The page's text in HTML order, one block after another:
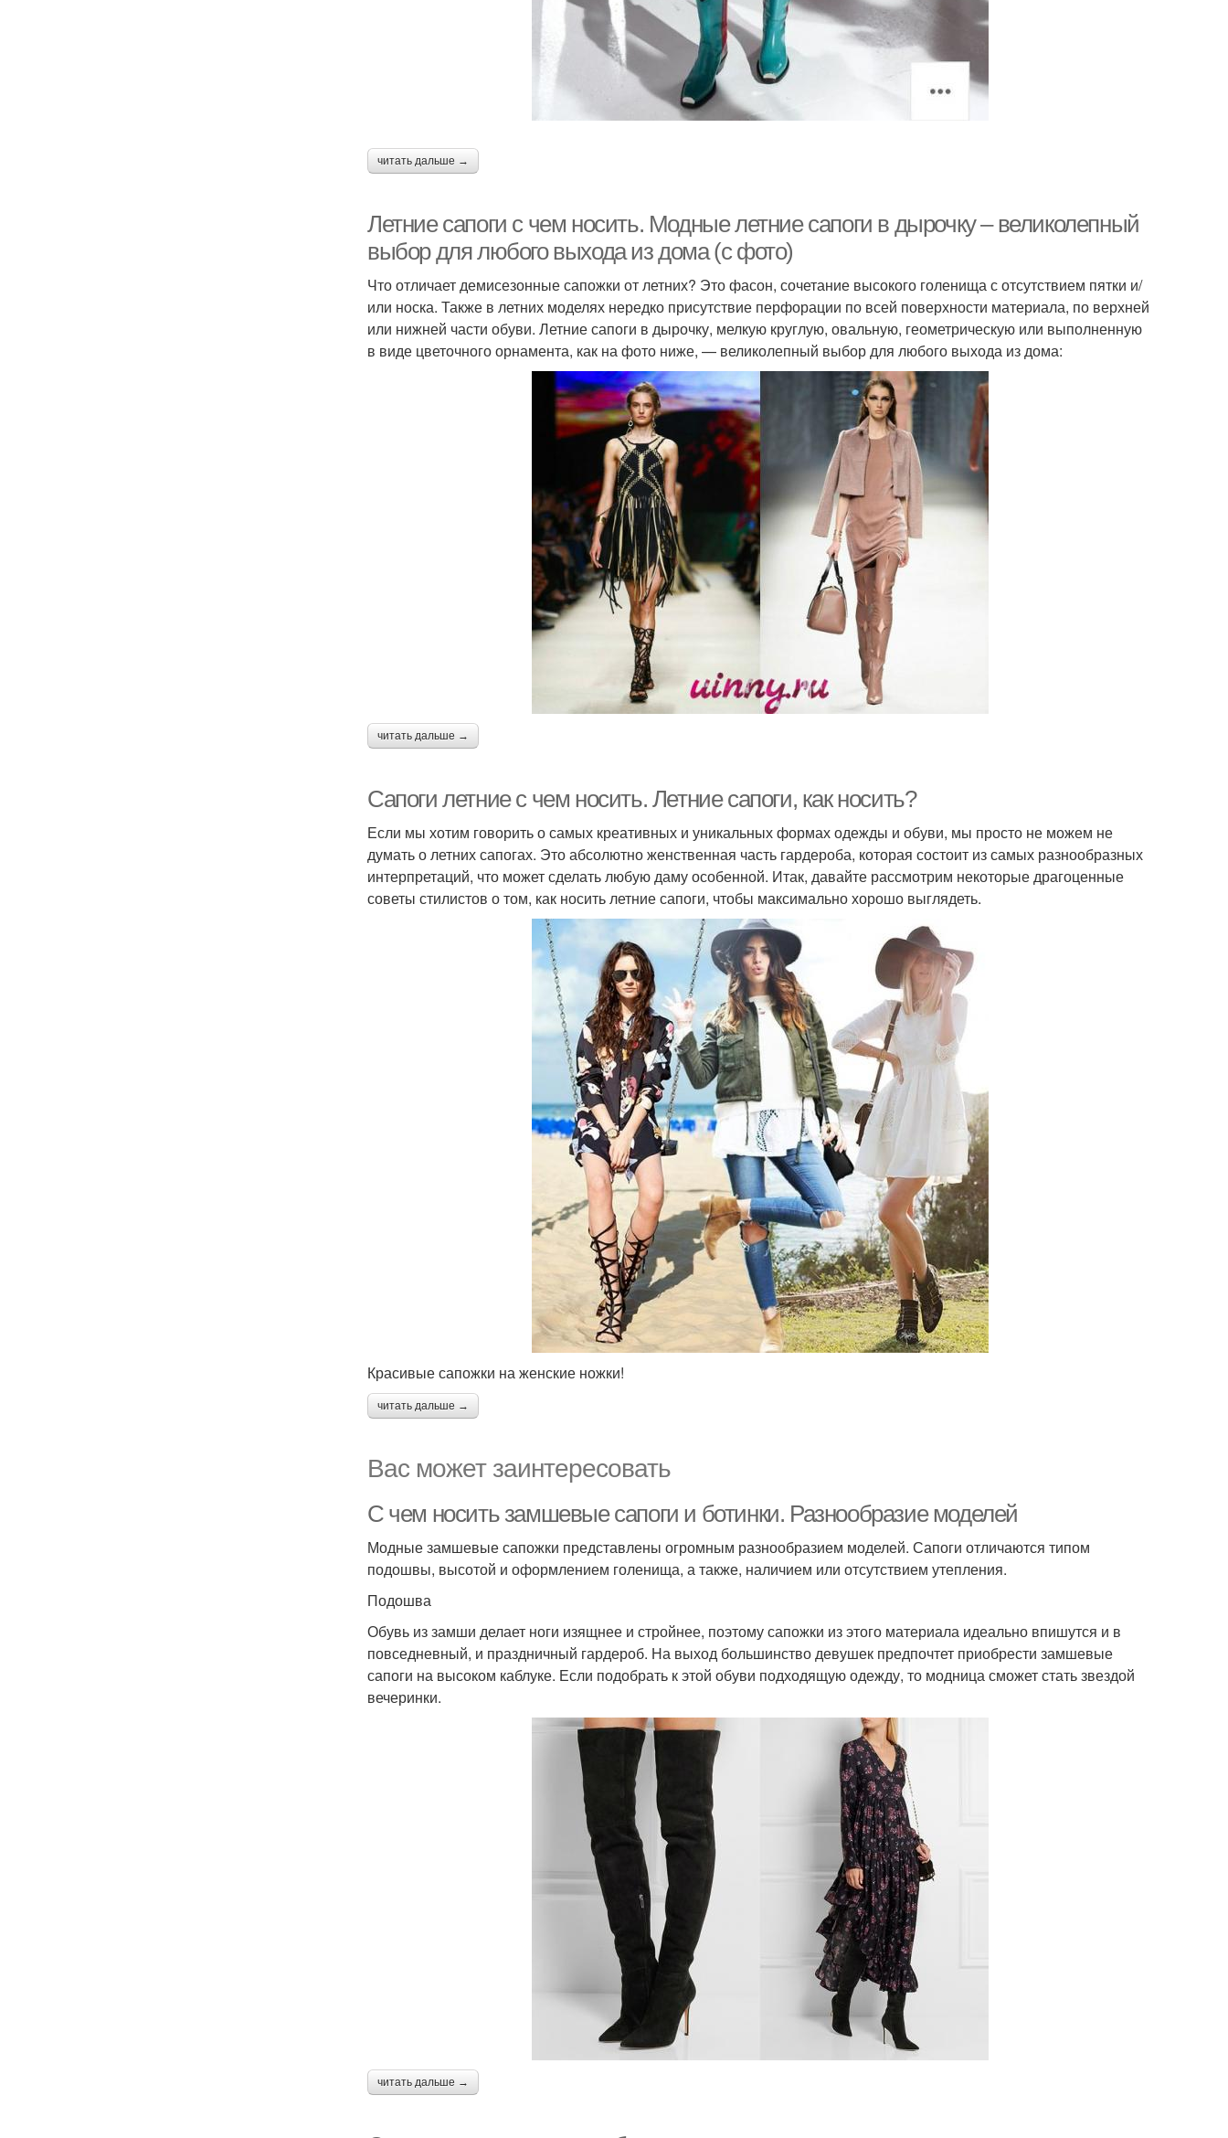
читать дальше →
Летние сапоги с чем носить. Модные летние сапоги в дырочку – великолепный
выбор для любого выхода из дома (с фото)
Что отличает демисезонные сапожки от летних? Это фасон, сочетание высокого голенища с отсутствием пятки и/
или носка. Также в летних моделях нередко присутствие перфорации по всей поверхности материала, по верхней
или нижней части обуви. Летние сапоги в дырочку, мелкую круглую, овальную, геометрическую или выполненную
в виде цветочного орнамента, как на фото ниже, — великолепный выбор для любого выхода из дома:
читать дальше →
Сапоги летние с чем носить. Летние сапоги, как носить?
Если мы хотим говорить о самых креативных и уникальных формах одежды и обуви, мы просто не можем не
думать о летних сапогах. Это абсолютно женственная часть гардероба, которая состоит из самых разнообразных
интерпретаций, что может сделать любую даму особенной. Итак, давайте рассмотрим некоторые драгоценные
советы стилистов о том, как носить летние сапоги, чтобы максимально хорошо выглядеть.
Красивые сапожки на женские ножки!
читать дальше →
Вас может заинтересовать
С чем носить замшевые сапоги и ботинки. Разнообразие моделей
Модные замшевые сапожки представлены огромным разнообразием моделей. Сапоги отличаются типом
подошвы, высотой и оформлением голенища, а также, наличием или отсутствием утепления.
Подошва
Обувь из замши делает ноги изящнее и стройнее, поэтому сапожки из этого материала идеально впишутся и в
повседневный, и праздничный гардероб. На выход большинство девушек предпочтет приобрести замшевые
сапоги на высоком каблуке. Если подобрать к этой обуви подходящую одежду, то модница сможет стать звездой
вечеринки.
читать дальше →